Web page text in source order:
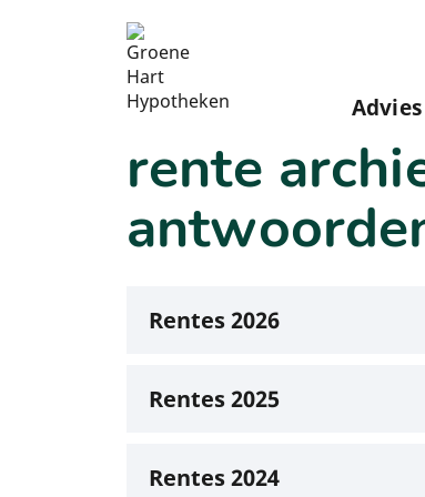
Advies
rente
Rentes 2026
Rentes 2025
Rentes 2024